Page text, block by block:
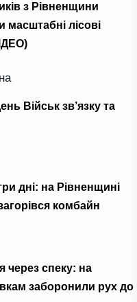
з Рівненщини
лісові
Військ зв’язку та
дні: на Рівненщині
комбайн
через спеку: на
заборонили рух до